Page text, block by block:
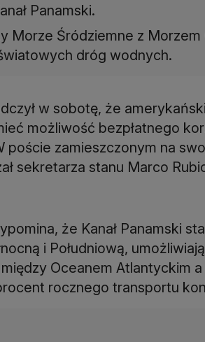
Panamski.
Morze Śródziemne z
dróg wodnych.
w sobotę, że
możliwość bezpłatnego
poście zamieszczonym na
sekretarza stanu Marco
że Kanał Panamski
i Południową,
Oceanem Atlantyckim
rocznego transportu